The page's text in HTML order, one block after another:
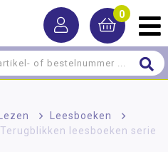
0
Lezen > Leesboeken
>
Terugblikken leesboeken serie